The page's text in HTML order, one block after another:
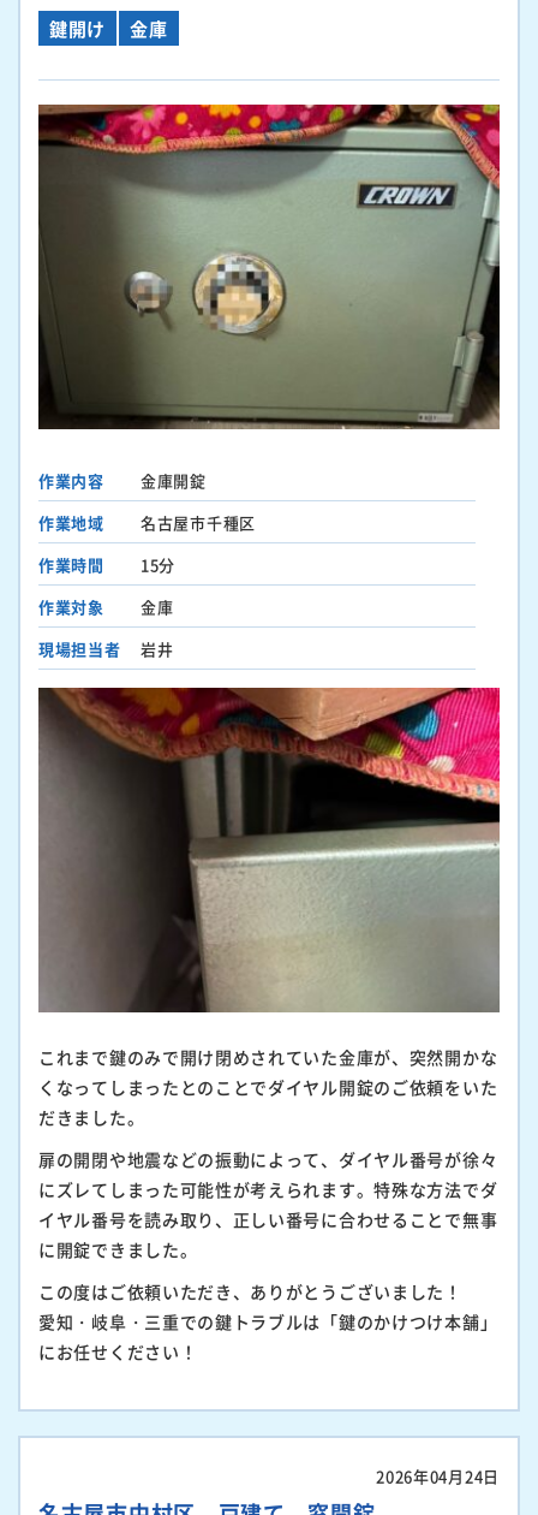
鍵開け 金庫
作業内容
金庫開錠
作業地域
名古屋市千種区
作業時間
15分
作業対象
金庫
現場担当者
岩井
これまで鍵のみで開け閉めされていた金庫が、突然開かな
くなってしまったとのことでダイヤル開錠のご依頼をいた
だきました。
扉の開閉や地震などの振動によって、ダイヤル番号が徐々
にズレてしまった可能性が考えられます。特殊な方法でダ
イヤル番号を読み取り、正しい番号に合わせることで無事
に開錠できました。
この度はご依頼いただき、ありがとうございました！
愛知・岐阜・三重での鍵トラブルは「鍵のかけつけ本舗」
にお任せください！
2026年04月24日